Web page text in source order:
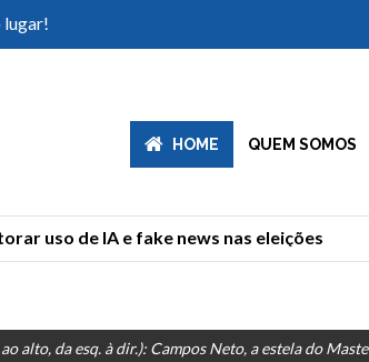
lugar!
HOME QUEM SOMOS
uso de IA e fake news nas eleições
alto, da esq. à dir.): Campos Neto, a estela do